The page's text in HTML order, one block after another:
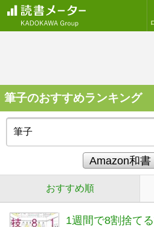
筆子のおすすめランキング
おすすめ順
1週間で8割捨て